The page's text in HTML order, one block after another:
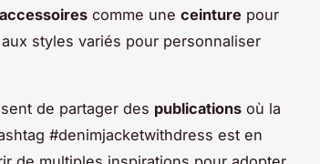
accessoires comme une ceinture pour
aux styles variés pour personnaliser
de partager des publications où la
#denimjacketwithdress est en